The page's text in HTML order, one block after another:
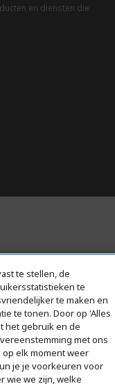
en diensten die
te stellen, de
te
te maken en
te tonen. Door op 'Alles
het gebruik en de
met ons
elk moment weer
je je voorkeuren voor
wie we zijn, welke